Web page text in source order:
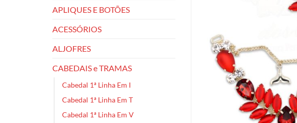
APLIQUES E BOTÕES
ACESSÓRIOS
ALJOFRES
CABEDAIS e TRAMAS
Cabedal 1ª Linha Em I
Cabedal 1ª Linha Em T
Cabedal 1ª Linha Em V